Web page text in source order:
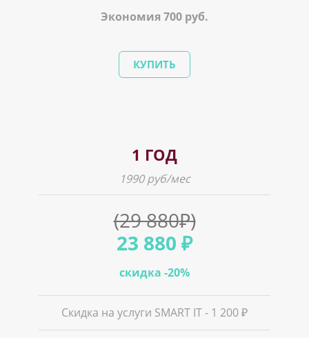
Экономия 700 руб.
КУПИТЬ
1 ГОД
1990 руб/мес
(29 880₽)
23 880 ₽
скидка -20%
Скидка на услуги SMART IT - 1 200 ₽